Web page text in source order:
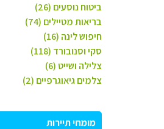
ביטוח נוסעים (26)
בריאות מטיילים (74)
חיפוש לינה (16)
סקי וסנובורד (118)
צלילה ושייט (6)
צלמים גיאוגרפיים (2)
מומחי תיירות